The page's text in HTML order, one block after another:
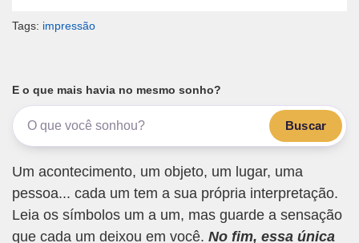
Tags: impressão
E o que mais havia no mesmo sonho?
Buscar
Um acontecimento, um objeto, um lugar, uma
pessoa... cada um tem a sua própria interpretação.
Leia os símbolos um a um, mas guarde a sensação
que cada um deixou em você. No fim, essa única